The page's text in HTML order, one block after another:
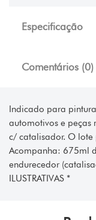
Especificação
Comentários (0)
Indicado para
automotivos e
c/ catalisador. O
Acompanha: 675ml
endurecedor
ILUSTRATIVAS *